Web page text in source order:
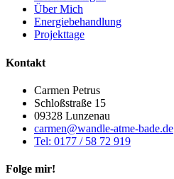
Über Mich
Energiebehandlung
Projekttage
Kontakt
Carmen Petrus
Schloßstraße 15
09328 Lunzenau
carmen@wandle-atme-bade.de
Tel: 0177 / 58 72 919
Folge mir!